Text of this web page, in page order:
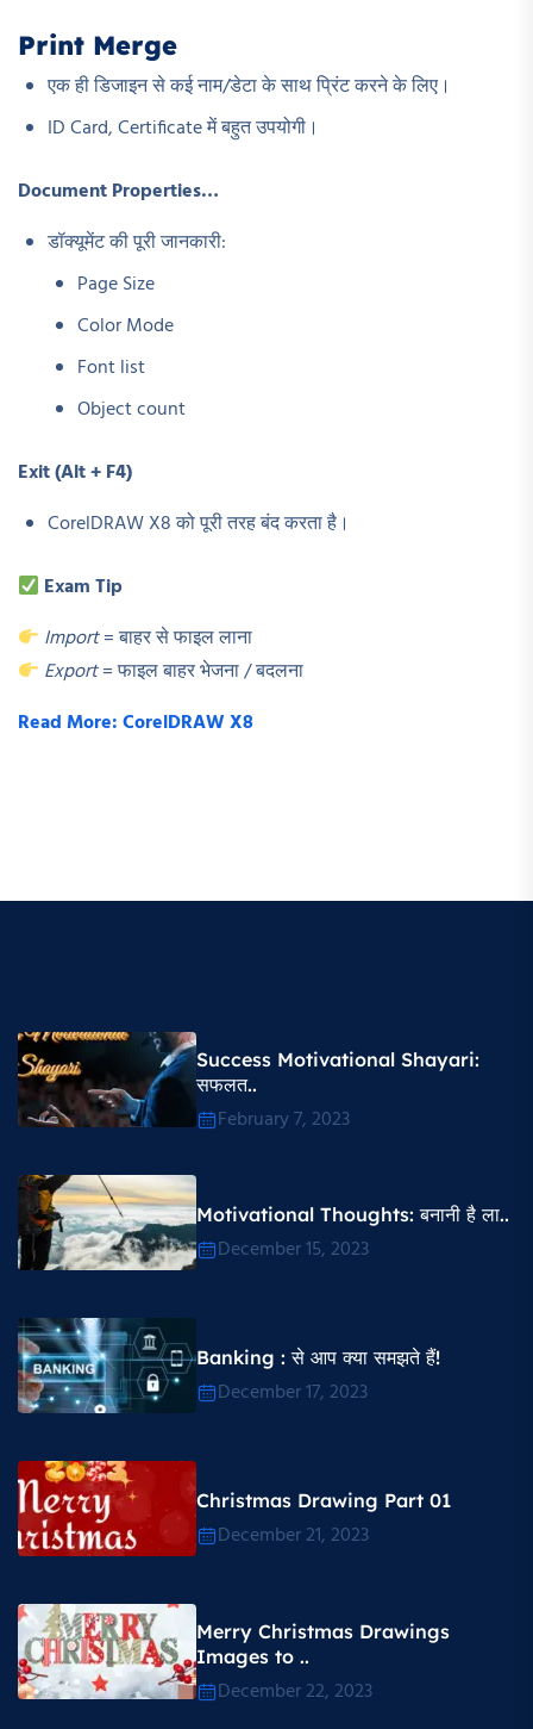
Print Merge
एक ही डिजाइन से कई नाम/डेटा के साथ प्रिंट करने के लिए।
ID Card, Certificate में बहुत उपयोगी।
Document Properties…
डॉक्यूमेंट की पूरी जानकारी:
Page Size
Color Mode
Font list
Object count
Exit (Alt + F4)
CorelDRAW X8 को पूरी तरह बंद करता है।
Exam Tip
Import= बाहर से फाइल लाना
Export= फाइल बाहर भेजना / बदलना
Read More: CorelDRAW X8
Success Motivational Shayari​:
सफलत..
February 7, 2023
Motivational Thoughts​: बनानी है ला..
December 15, 2023
Banking : से आप क्या समझते हैं!
December 17, 2023
Christmas Drawing Part 01
December 21, 2023
Merry Christmas Drawings
Images to ..
December 22, 2023